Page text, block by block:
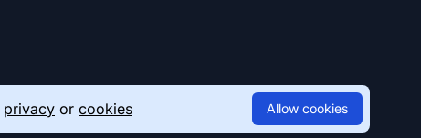
privacy or cookies Allow cookies